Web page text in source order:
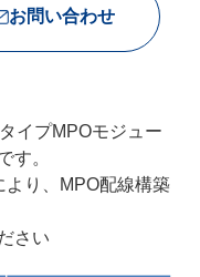
お問い合わせ
イプMPOモジュー
す。
より、MPO配線構築
さい